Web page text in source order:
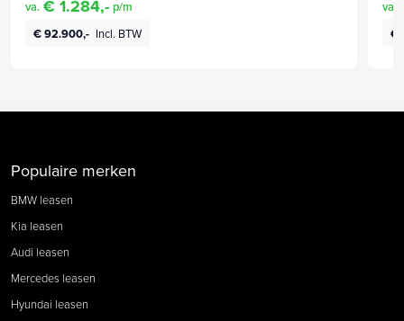
va. € 1.284,- p/m
€ 92.900,- Incl. BTW
va.
€
Populaire merken
BMW leasen
Kia leasen
Audi leasen
Mercedes leasen
Hyundai leasen